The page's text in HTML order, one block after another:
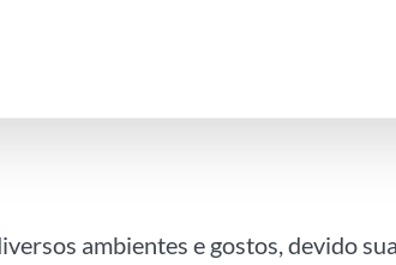
ambientes e gostos, devido